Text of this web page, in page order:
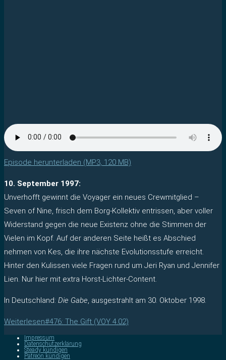
Episode herunterladen (MP3, 120 MB)
10. September 1997:
Unverhofft gewinnt die Voyager ein neues Crewmitglied –
Seven of Nine, frisch dem Borg-Kollektiv entrissen, aber voller
Widerstand gegen die neue Existenz ohne die Stimmen der
Vielen im Kopf. Auf der anderen Seite heißt es Abschied
nehmen von Kes, die ihre nächste Evolutionsstufe erreicht.
Hinter den Kulissen viele Fragen rund um Jeri Ryan und Jennifer
Lien. Nur hier mit extra Horst-Lichter-Content.
In Deutschland: Die Gabe, ausgestrahlt am 30. Oktober 1998.
Weiterlesen#476: The Gift (VOY 4.02)
Impressum
Datenschutzerklärung
Steady kündigen
Patreon kündigen